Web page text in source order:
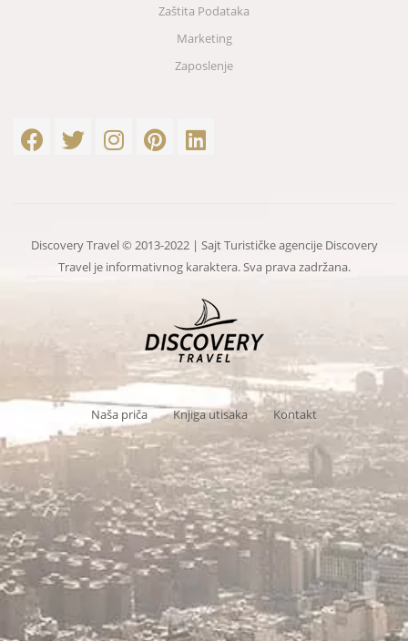
Zaštita Podataka
Marketing
Zaposlenje
Discovery Travel © 2013-2022 | Sajt Turističke agencije Discovery
Travel je informativnog karaktera. Sva prava zadržana.
Naša priča Knjiga utisaka Kontakt